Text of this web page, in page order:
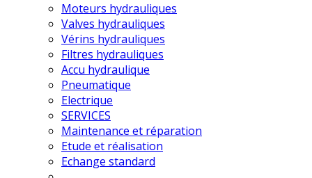
Moteurs hydrauliques
Valves hydrauliques
Vérins hydrauliques
Filtres hydrauliques
Accu hydraulique
Pneumatique
Electrique
SERVICES
Maintenance et réparation
Etude et réalisation
Echange standard